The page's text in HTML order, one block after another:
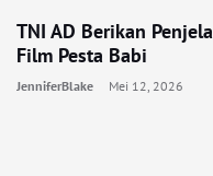
TNI AD Berikan
Film Pesta Babi
JenniferBlake Mei 12, 2026